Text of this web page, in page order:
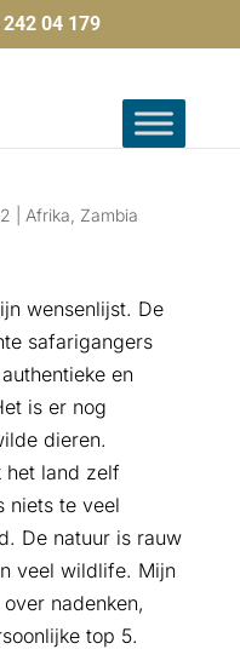
04 179
Afrika Zambia
wensenlijst. De
safarigangers
en
is er nog
dieren.
het land zelf
niets te veel
De natuur is rauw
veel wildlife. Mijn
nadenken,
top 5.